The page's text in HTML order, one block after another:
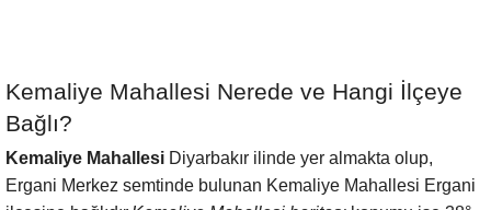
Kemaliye Mahallesi Nerede ve Hangi İlçeye
Bağlı?
Kemaliye Mahallesi Diyarbakır ilinde yer almakta olup,
Ergani Merkez semtinde bulunan Kemaliye Mahallesi Ergani